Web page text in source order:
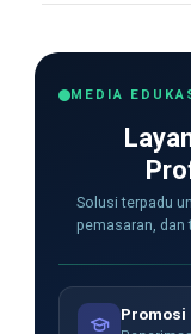
MEDIA
Solusi terpadu
pemasaran,
Promosi